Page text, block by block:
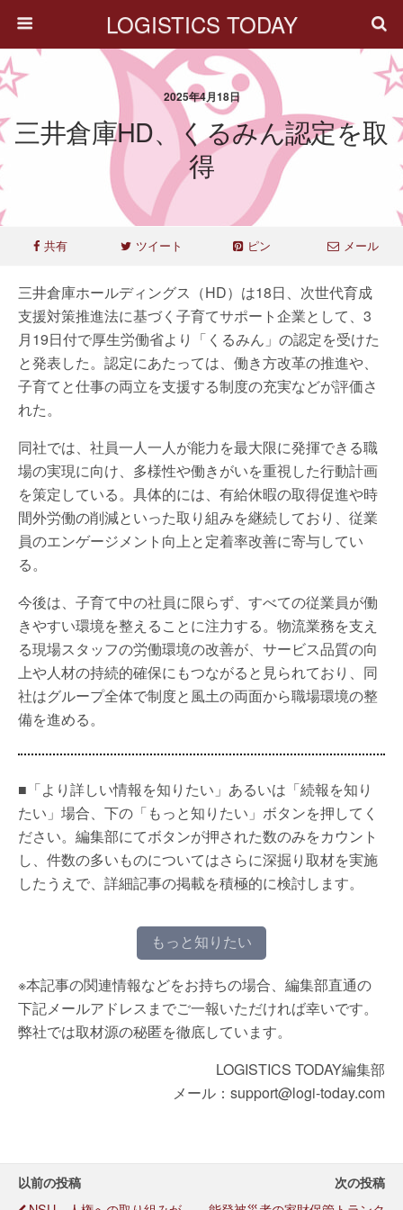
LOGISTICS TODAY
2025年4月18日
三井倉庫HD、くるみん認定を取
得
共有 ツイート ピン メール
三井倉庫ホールディングス（HD）は18日、次世代育成
支援対策推進法に基づく子育てサポート企業として、3
月19日付で厚生労働省より「くるみん」の認定を受けた
と発表した。認定にあたっては、働き方改革の推進や、
子育てと仕事の両立を支援する制度の充実などが評価さ
れた。
同社では、社員一人一人が能力を最大限に発揮できる職
場の実現に向け、多様性や働きがいを重視した行動計画
を策定している。具体的には、有給休暇の取得促進や時
間外労働の削減といった取り組みを継続しており、従業
員のエンゲージメント向上と定着率改善に寄与してい
る。
今後は、子育て中の社員に限らず、すべての従業員が働
きやすい環境を整えることに注力する。物流業務を支え
る現場スタッフの労働環境の改善が、サービス品質の向
上や人材の持続的確保にもつながると見られており、同
社はグループ全体で制度と風土の両面から職場環境の整
備を進める。
■「より詳しい情報を知りたい」あるいは「続報を知り
たい」場合、下の「もっと知りたい」ボタンを押してく
ださい。編集部にてボタンが押された数のみをカウント
し、件数の多いものについてはさらに深掘り取材を実施
したうえで、詳細記事の掲載を積極的に検討します。
もっと知りたい
※本記事の関連情報などをお持ちの場合、編集部直通の
下記メールアドレスまでご一報いただければ幸いです。
弊社では取材源の秘匿を徹底しています。
LOGISTICS TODAY編集部
メール：support@logi-today.com
以前の投稿 次の投稿